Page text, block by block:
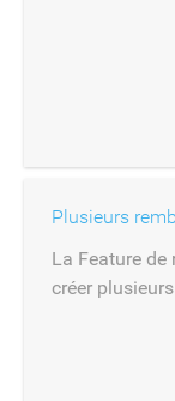
Plusieurs
La Feature
créer